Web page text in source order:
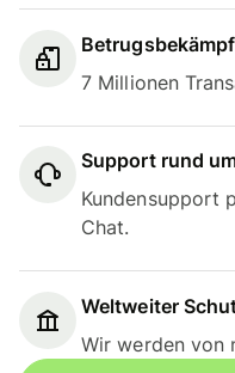
7 Millionen
Support rund
Kundensupport
Chat.
Weltweiter
Wir werden von